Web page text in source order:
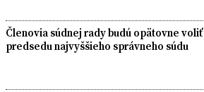
Členovia súdnej rady budú opätovne voliť
predsedu najvyššieho správneho súdu